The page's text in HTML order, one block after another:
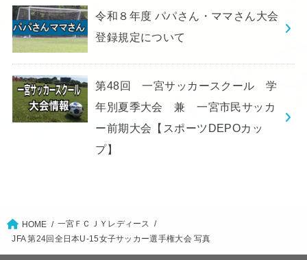
令和８年度 パパさん・ママさん大会
登録規定について
第48回 一宮サッカースクール 学
年別夏季大会 兼 一宮市民サッカ
ー前期大会【スポーツDEPOカッ
プ】
HOME
一宮ＦＣＪＹレディース
JFA 第24回全日本U-15女子サッカー選手権大会 写真